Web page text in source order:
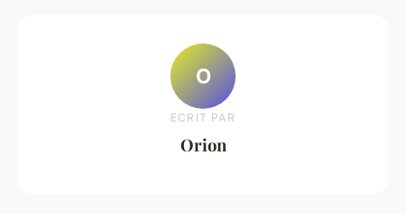
O
ECRIT PAR
Orion